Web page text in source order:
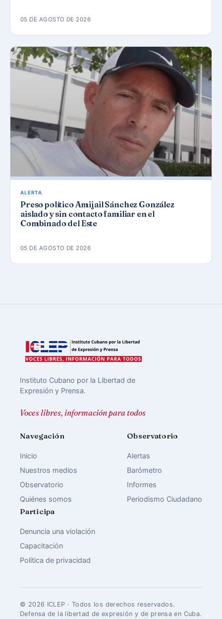
05 DE AGOSTO DE 2026
ALERTA
Preso político Amijail Sánchez González
aislado y sin contacto familiar en el
Combinado del Este
05 DE AGOSTO DE 2026
Instituto Cubano por la Libertad de
Expresión y Prensa.
Voces libres, información para todos
Navegación
Inicio
Nuestros medios
Observatorio
Quiénes somos
Observatorio
Alertas
Barómetro
Informes
Periodismo Ciudadano
Participa
Denuncia una violación
Capacitación
Política de privacidad
© 2026 ICLEP · Todos los derechos reservados.
Defensa de la libertad de expresión y de prensa en Cuba.